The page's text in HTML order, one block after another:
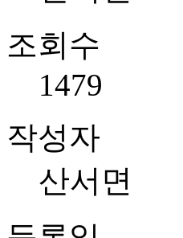
조회수
1479
작성자
산서면